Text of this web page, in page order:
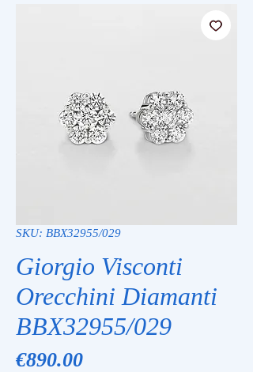
SKU: BBX32955/029
Giorgio Visconti
Orecchini Diamanti
BBX32955/029
€890.00Price